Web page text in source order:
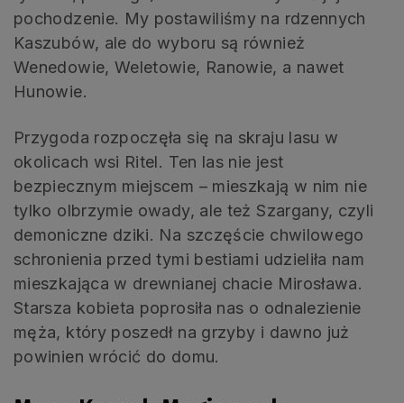
pochodzenie. My postawiliśmy na rdzennych
Kaszubów, ale do wyboru są również
Wenedowie, Weletowie, Ranowie, a nawet
Hunowie.
Przygoda rozpoczęła się na skraju lasu w
okolicach wsi Ritel. Ten las nie jest
bezpiecznym miejscem – mieszkają w nim nie
tylko olbrzymie owady, ale też Szargany, czyli
demoniczne dziki. Na szczęście chwilowego
schronienia przed tymi bestiami udzieliła nam
mieszkająca w drewnianej chacie Mirosława.
Starsza kobieta poprosiła nas o odnalezienie
męża, który poszedł na grzyby i dawno już
powinien wrócić do domu.